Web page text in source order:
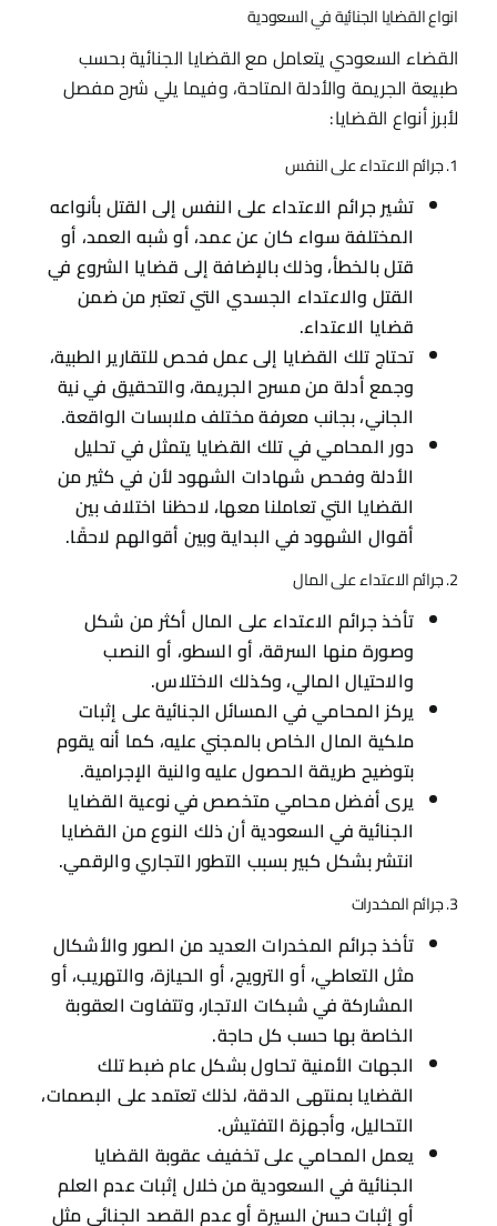
انواع القضايا الجنائية في السعودية
القضاء السعودي يتعامل مع القضايا الجنائية بحسب
طبيعة الجريمة والأدلة المتاحة، وفيما يلي شرح مفصل
لأبرز أنواع القضايا:
1. جرائم الاعتداء على النفس
تشير جرائم الاعتداء على النفس إلى القتل بأنواعه
المختلفة سواء كان عن عمد، أو شبه العمد، أو
قتل بالخطأ، وذلك بالإضافة إلى قضايا الشروع في
القتل والاعتداء الجسدي التي تعتبر من ضمن
قضايا الاعتداء.
تحتاج تلك القضايا إلى عمل فحص للتقارير الطبية،
وجمع أدلة من مسرح الجريمة، والتحقيق في نية
الجاني، بجانب معرفة مختلف ملابسات الواقعة.
دور المحامي في تلك القضايا يتمثل في تحليل
الأدلة وفحص شهادات الشهود لأن في كثير من
القضايا التي تعاملنا معها، لاحظنا اختلاف بين
أقوال الشهود في البداية وبين أقوالهم لاحقًا.
2. جرائم الاعتداء على المال
تأخذ جرائم الاعتداء على المال أكثر من شكل
وصورة منها السرقة، أو السطو، أو النصب
والاحتيال المالي، وكذلك الاختلاس.
يركز المحامي في المسائل الجنائية على إثبات
ملكية المال الخاص بالمجني عليه، كما أنه يقوم
بتوضيح طريقة الحصول عليه والنية الإجرامية.
يرى أفضل محامي متخصص في نوعية القضايا
الجنائية في السعودية أن ذلك النوع من القضايا
انتشر بشكل كبير بسبب التطور التجاري والرقمي.
3. جرائم المخدرات
تأخذ جرائم المخدرات العديد من الصور والأشكال
مثل التعاطي، أو الترويج، أو الحيازة، والتهريب، أو
المشاركة في شبكات الاتجار، وتتفاوت العقوبة
الخاصة بها حسب كل حاجة.
الجهات الأمنية تحاول بشكل عام ضبط تلك
القضايا بمنتهى الدقة، لذلك تعتمد على البصمات،
التحاليل، وأجهزة التفتيش.
يعمل المحامي على تخفيف عقوبة القضايا
الجنائية في السعودية من خلال إثبات عدم العلم
أو إثبات حسن السيرة أو عدم القصد الجنائي مثل